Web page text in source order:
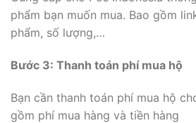
phẩm bạn muốn mua. Bao gồm
phẩm, số lượng,…
Bước 3: Thanh toán phí mua hộ
Bạn cần thanh toán phí mua hộ
gồm phí mua hàng và tiền hàng